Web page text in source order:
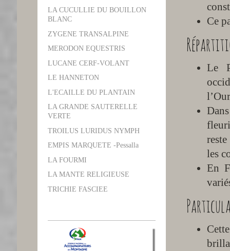
Ce
Le
les
En
LA CUCULLIE DU BOUILLON
BLANC
ZYGENE TRANSALPINE
MERODON EQUESTRIS
LUCANE CERF-VOLANT
LE HANNETON
L'ECAILLE DU PLANTAIN
LA GRANDE SAUTERELLE
VERTE
TROILUS LURIDUS NYMPH
EMPIS MARQUETE -Pessalla
LA FOURMI
LA MANTE RELIGIEUSE
TRICHIE FASCIEE